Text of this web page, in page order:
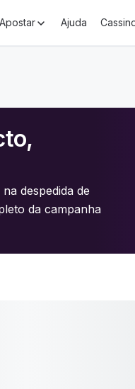
Apostar Ajuda
aposta não é
despedida de
da campanha